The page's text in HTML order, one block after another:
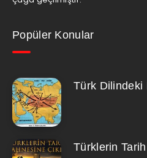
Popüler Konular
Türk Dilindeki
Türklerin Tarih